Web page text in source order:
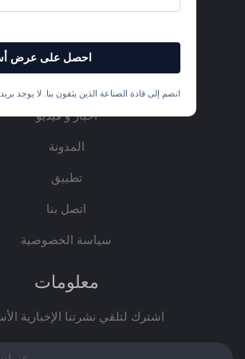
أخبار و فيديو
سياسة الخصوصية
معلومات
اشترك لتلقي نشرتنا الإخبارية الأسبوعية
احصل على عرض أسعار
انضم إلى قادة الصناعة الذين يثقون بنا. لا يوجد بريد عشوائي أبدًا.